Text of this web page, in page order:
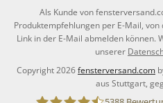
Als Kunde von
Produktempfehlungen per E-Mail,
Link in der E-Mail abmelden können.
unserer
Copyright 2026fensterversand.com
aus Stuttgart,